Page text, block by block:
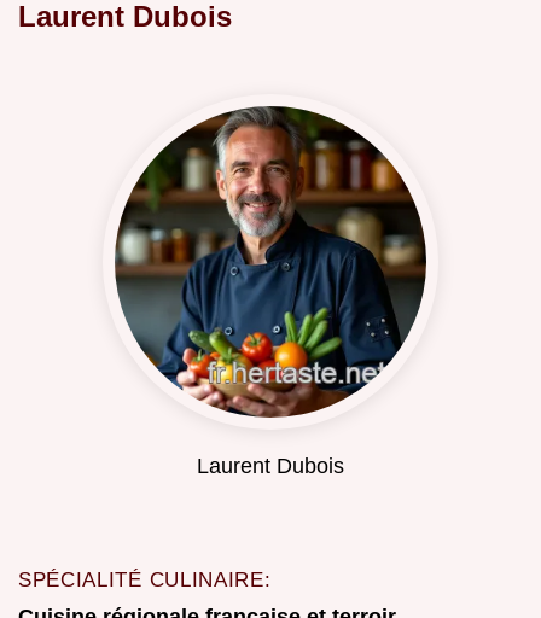
Laurent Dubois
Laurent Dubois
SPÉCIALITÉ CULINAIRE: